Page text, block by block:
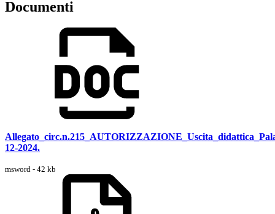
Documenti
12-2024.
msword - 42 kb